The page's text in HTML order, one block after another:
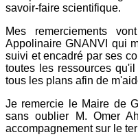
savoir-faire scientifique.
Mes remerciements
Appolinaire GNANVI qui
suivi et encadré par ses
toutes les ressources
tous les plans afin de
Je remercie le Maire de
sans oublier M. Omer
accompagnement sur le